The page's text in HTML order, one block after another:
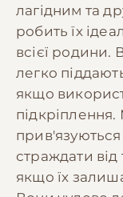
лагідним та
робить їх
всієї родини.
легко
якщо
підкріплення.
прив'язуються
страждати
якщо їх